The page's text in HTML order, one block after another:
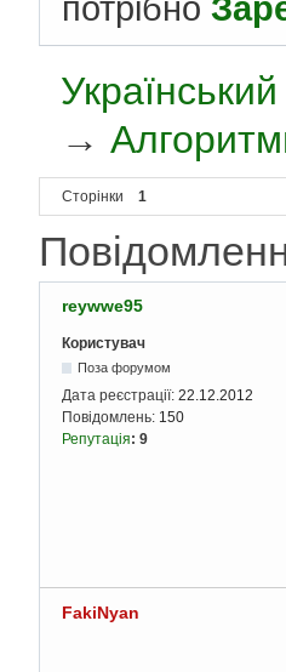
потрібно
→
Сторінки 1
reywwe95
Користувач
Поза форумом
Дата реєстрації: 22.12.2012
Повідомлень: 150
Репутація: 9
FakiNyan